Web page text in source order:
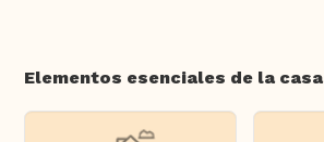
Elementos esenciales de la casa